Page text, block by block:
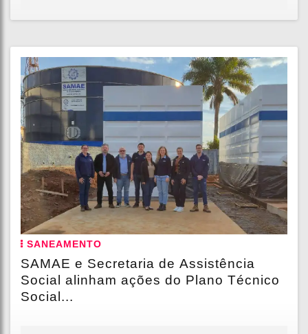
SANEAMENTO
SAMAE e Secretaria de Assistência
Social alinham ações do Plano Técnico
Social...